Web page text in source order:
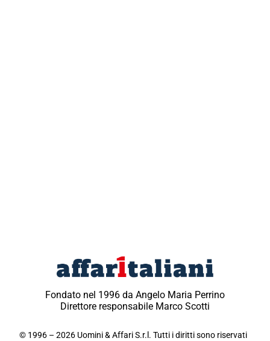
Fondato nel 1996 da Angelo Maria Perrino
Direttore responsabile Marco Scotti
© 1996 – 2026 Uomini & Affari S.r.l. Tutti i diritti sono riservati